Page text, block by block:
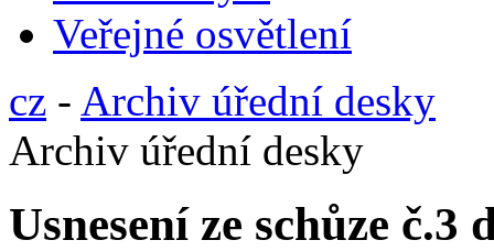
Veřejné osvětlení
cz - Archiv úřední desky
Archiv úřední desky
Usnesení ze schůze č.3